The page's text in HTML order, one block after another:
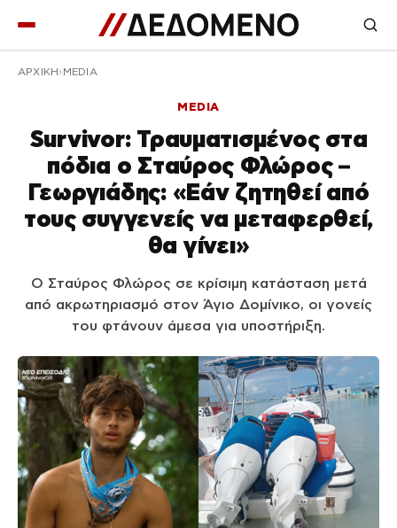
ΑΡΧΙΚΉ MEDIA
MEDIA
Survivor: Τραυματισμένος στα
πόδια ο Σταύρος Φλώρος –
Γεωργιάδης: «Εάν ζητηθεί από
τους συγγενείς να μεταφερθεί,
θα γίνει»
Ο Σταύρος Φλώρος σε κρίσιμη κατάσταση μετά
από ακρωτηριασμό στον Άγιο Δομίνικο, οι γονείς
του φτάνουν άμεσα για υποστήριξη.